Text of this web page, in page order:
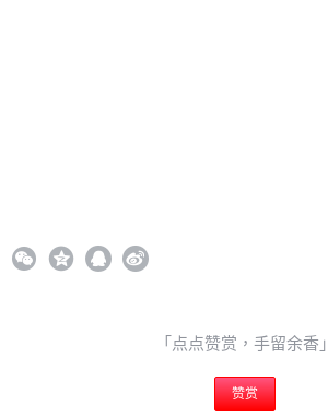
「点点赞赏，手留余香」
赞赏